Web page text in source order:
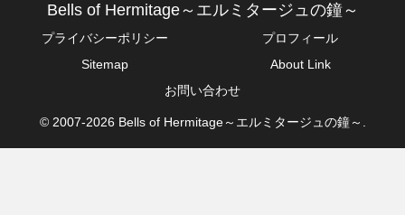
Bells of Hermitage～エルミタージュの鐘～
プライバシーポリシー
プロフィール
Sitemap
About Link
お問い合わせ
© 2007-2026 Bells of Hermitage～エルミタージュの鐘～.